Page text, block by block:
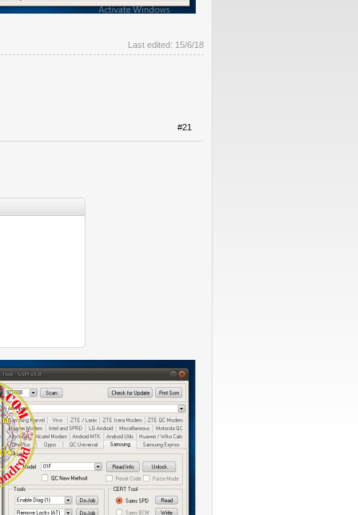
Last edited: 15/6/18
#21